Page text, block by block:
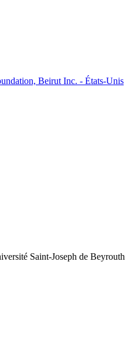
Beirut Inc. - États-Unis
Saint-Joseph de Beyrouth